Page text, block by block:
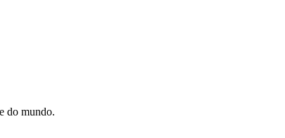
do mundo.